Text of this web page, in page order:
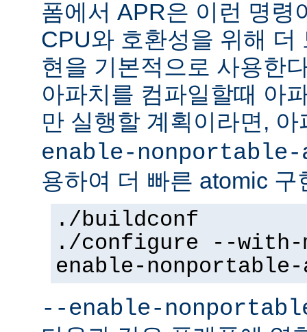
폼에서 APR은 이런 명령
CPU와 호환성을 위해 더
현을 기본적으로 사용한
아파치를 컴파일할때 아
만 실행할 계획이라면,
enable-nonportable-
용하여 더 빠른 atomic
./buildconf
./configure --with-
enable-nonportable-
--enable-